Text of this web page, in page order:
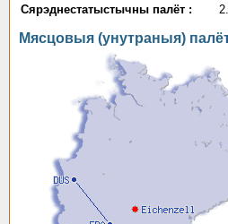
Сярэднестатыстычны палёт :
Мясцовыя (унутраныя)